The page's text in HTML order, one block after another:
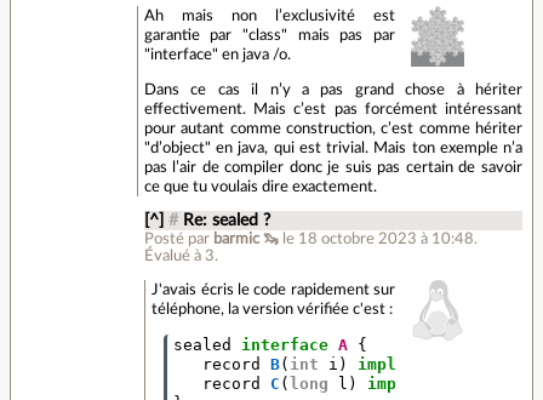
Ah mais non l’exclusivité est
garantie par "class" mais pas par
"interface" en java /o.
Dans ce cas il n’y a pas grand chose à hériter
effectivement. Mais c’est pas forcément intéressant
pour autant comme construction, c’est comme hériter
"d’object" en java, qui est trivial. Mais ton exemple n’a
pas l’air de compiler donc je suis pas certain de savoir
ce que tu voulais dire exactement.
[^] # Re: sealed ?
Posté par barmic 🦦 le 18 octobre 2023 à 10:48.
Évalué à 3.
J'avais écris le code rapidement sur
téléphone, la version vérifiée c'est :
sealed interface A {
record
B( int i ) implements
record
C ( long l ) implements